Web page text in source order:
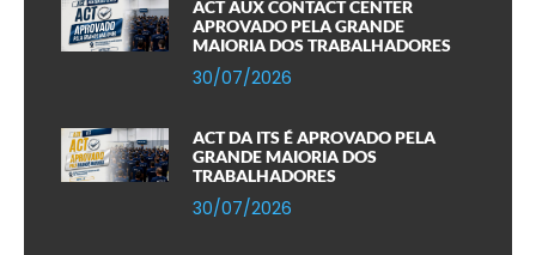
ACT AUX CONTACT CENTER
APROVADO PELA GRANDE
MAIORIA DOS TRABALHADORES
30/07/2026
ACT DA ITS É APROVADO PELA
GRANDE MAIORIA DOS
TRABALHADORES
30/07/2026